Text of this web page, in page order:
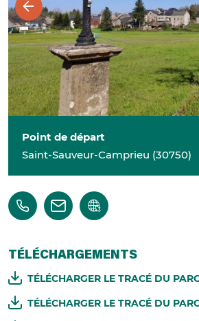
Point de départ
Saint-Sauveur-Camprieu (30750)
TÉLÉCHARGEMENTS
TÉLÉCHARGER LE TRACÉ DU
TÉLÉCHARGER LE TRACÉ DU